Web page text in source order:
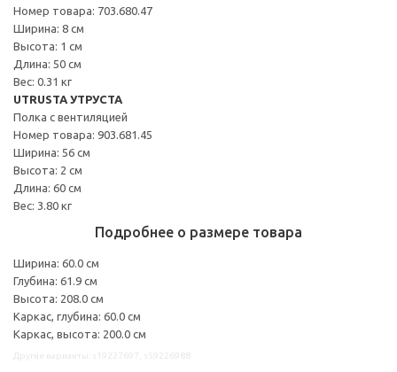
Номер товара: 703.680.47
Ширина: 8 см
Высота: 1 см
Длина: 50 см
Вес: 0.31 кг
UTRUSTA УТРУСТА
Полка с вентиляцией
Номер товара: 903.681.45
Ширина: 56 см
Высота: 2 см
Длина: 60 см
Вес: 3.80 кг
Подробнее о размере товара
Ширина: 60.0 см
Глубина: 61.9 см
Высота: 208.0 см
Каркас, глубина: 60.0 см
Каркас, высота: 200.0 см